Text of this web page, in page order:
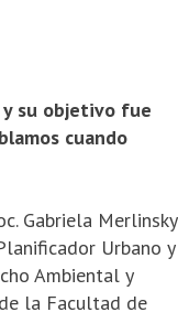
y su objetivo fue
cuando
Gabriela Merlinsky
Urbano y
Ambien­tal y
la Facultad de